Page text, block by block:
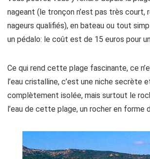
nageant (le tronçon n’est pas très court,
nageurs qualifiés), en bateau ou tout
un pédalo: le coût est de 15 euros pour
Ce qui rend cette plage fascinante, ce
l’eau cristalline, c’est une niche secrète
complètement isolée, mais surtout le
l’eau de cette plage, un rocher en forme